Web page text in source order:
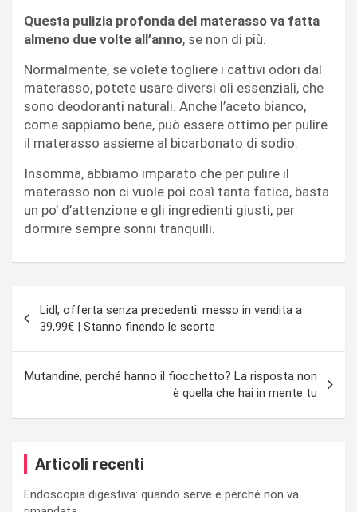
Questa pulizia profonda del materasso va fatta
almeno due volte all’anno, se non di più.
Normalmente, se volete togliere i cattivi odori dal
materasso, potete usare diversi oli essenziali, che
sono deodoranti naturali. Anche l’aceto bianco,
come sappiamo bene, può essere ottimo per pulire
il materasso assieme al bicarbonato di sodio.
Insomma, abbiamo imparato che per pulire il
materasso non ci vuole poi così tanta fatica, basta
un po’ d’attenzione e gli ingredienti giusti, per
dormire sempre sonni tranquilli.
articoli
Lidl, offerta senza precedenti: messo in vendita a
39,99€ | Stanno finendo le scorte
Mutandine, perché hanno il fiocchetto? La risposta non
è quella che hai in mente tu
Articoli recenti
Endoscopia digestiva: quando serve e perché non va